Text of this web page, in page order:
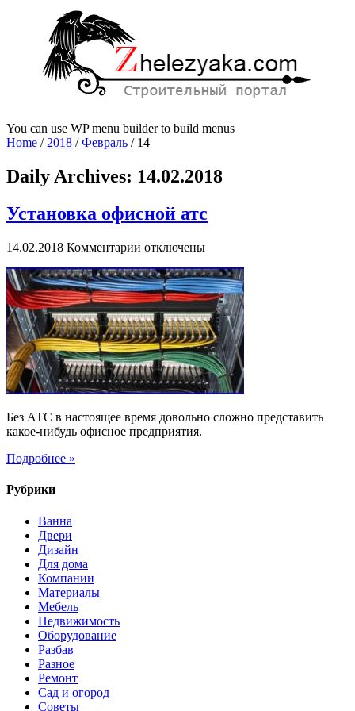
You can use WP menu builder to build menus
Home /2018 /Февраль / 14
Daily Archives: 14.02.2018
Установка офисной атс
14.02.2018 Комментарии к
Установка
офисной
атс
отключены
Без АТС в настоящее время довольно сложно представить
какое-нибудь офисное предприятия.
Подробнее »
Рубрики
Ванна
Двери
Дизайн
Для дома
Компании
Материалы
Мебель
Недвижимость
Оборудование
Разбав
Разное
Ремонт
Сад и огород
Советы